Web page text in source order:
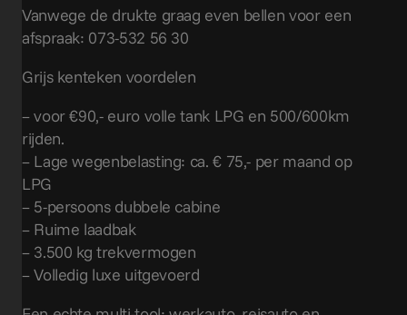
Vanwege de drukte graag even bellen voor een
afspraak: 073-532 56 30
Grijs kenteken voordelen
– voor €90,- euro volle tank LPG en 500/600km
rijden.
– Lage wegenbelasting: ca. € 75,- per maand op
LPG
– 5-persoons dubbele cabine
– Ruime laadbak
– 3.500 kg trekvermogen
– Volledig luxe uitgevoerd